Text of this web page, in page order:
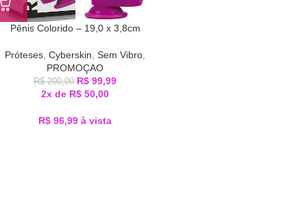
Pênis Colorido – 19,0 x 3,8cm
Próteses Cyberskin Sem Vibro
PROMOÇAO
R$200,00 R$ 99,99
2x de R$ 50,00
R$ 96,99 à vista